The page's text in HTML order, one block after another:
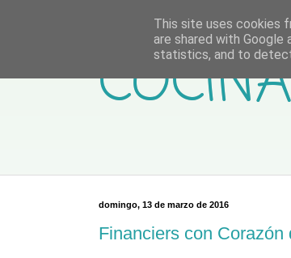
domingo, 13 de marzo de 2016
Financiers con Corazón
This site uses cookies
are shared with
statistics, and to